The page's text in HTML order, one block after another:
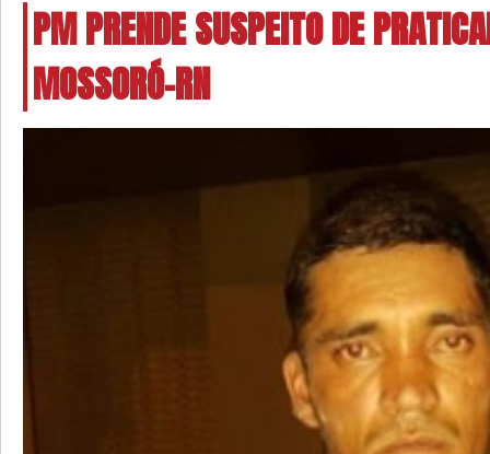
PM PRENDE SUSPEITO DE
MOSSORÓ-RN